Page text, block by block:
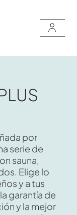
por
serie de
sauna,
Elige lo
y a tus
garantía de
y la mejor